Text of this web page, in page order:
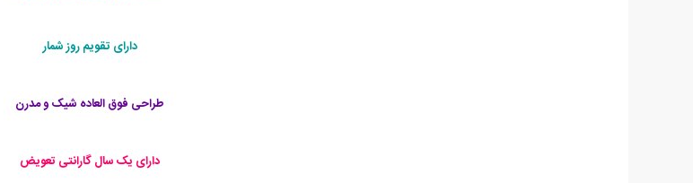
دارای تقویم روز شمار
طراحی فوق العاده شیک و مدرن
دارای یک سال گارانتی تعویض